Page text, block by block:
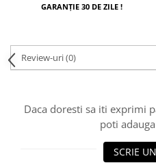
GARANȚIE 30 DE ZILE !
Review-uri(0)
Daca doresti sa iti exprimi
poti
SCRIE